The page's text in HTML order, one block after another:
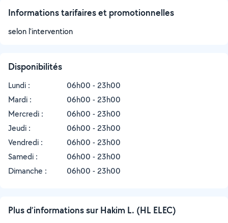
Informations tarifaires et promotionnelles
selon l'intervention
Disponibilités
Lundi :
06h00 - 23h00
Mardi :
06h00 - 23h00
Mercredi :
06h00 - 23h00
Jeudi :
06h00 - 23h00
Vendredi :
06h00 - 23h00
Samedi :
06h00 - 23h00
Dimanche :
06h00 - 23h00
Plus d’informations sur Hakim L. (HL ELEC)